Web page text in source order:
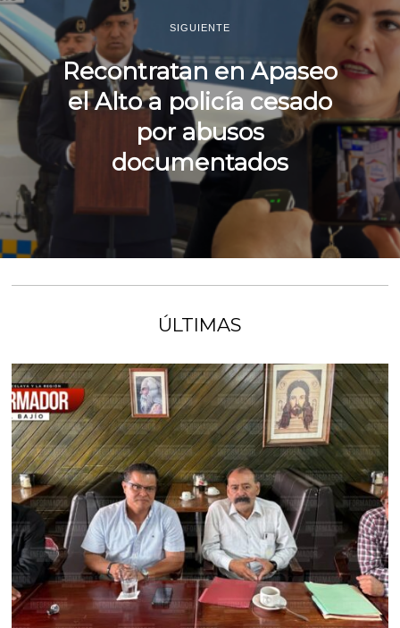
SIGUIENTE
Recontratan en Apaseo
el Alto a policía cesado
por abusos
documentados
ÚLTIMAS